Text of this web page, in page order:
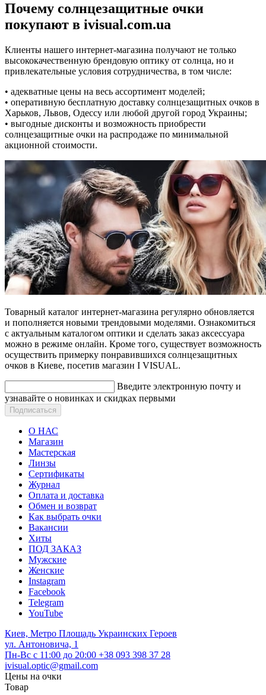
Почему солнцезащитные очки
покупают в ivisual.com.ua
Клиенты нашего интернет-магазина получают не только
высококачественную брендовую оптику от солнца, но и
привлекательные условия сотрудничества, в том числе:
• адекватные цены на весь ассортимент моделей;
• оперативную бесплатную доставку солнцезащитных очков в
Харьков, Львов, Одессу или любой другой город Украины;
• выгодные дисконты и возможность приобрести
солнцезащитные очки на распродаже по минимальной
акционной стоимости.
Товарный каталог интернет-магазина регулярно обновляется
и пополняется новыми трендовыми моделями. Ознакомиться
с актуальным каталогом оптики и сделать заказ аксессуара
можно в режиме онлайн. Кроме того, существует возможность
осуществить примерку понравившихся солнцезащитных
очков в Киеве, посетив магазин I VISUAL.
Введите электронную почту и
узнавайте о новинках и скидках первыми
О НАС
Магазин
Мастерская
Линзы
Сертификаты
Журнал
Оплата и доставка
Обмен и возврат
Как выбрать очки
Вакансии
Хиты
ПОД ЗАКАЗ
Мужские
Женские
Instagram
Facebook
Telegram
YouTube
Киев, Метро Площадь Украинских Героев
ул. Антоновича, 1
Пн-Вс с 11:00 до 20:00 +38 093 398 37 28
ivisual.optic@gmail.com
Цены на очки
Товар